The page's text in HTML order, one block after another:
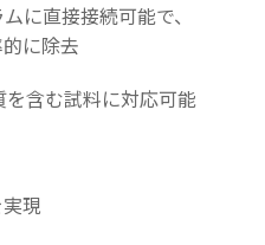
に直接接続可能で、
に除去
含む試料に対応可能
現